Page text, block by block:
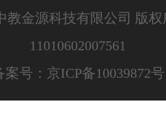
教金源科技有限公司 版
11010602007561
案号：京ICP备10039872号